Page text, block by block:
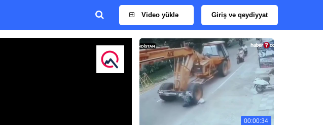
Video yüklə Giriş və qeydiyyat
00:00:34